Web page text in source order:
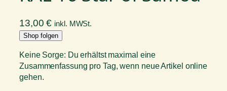
13,00€ inkl. MWSt.
Shop folgen
Keine Sorge: Du erhältst maximal eine
Zusammenfassung pro Tag, wenn neue Artikel online
gehen.